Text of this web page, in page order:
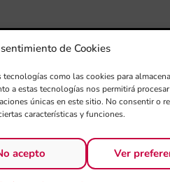
de Cookies
como las cookies para
a estas tecnologías nos permitirá
únicas en este sitio. No consentir o
características y funciones.
acepto Ver